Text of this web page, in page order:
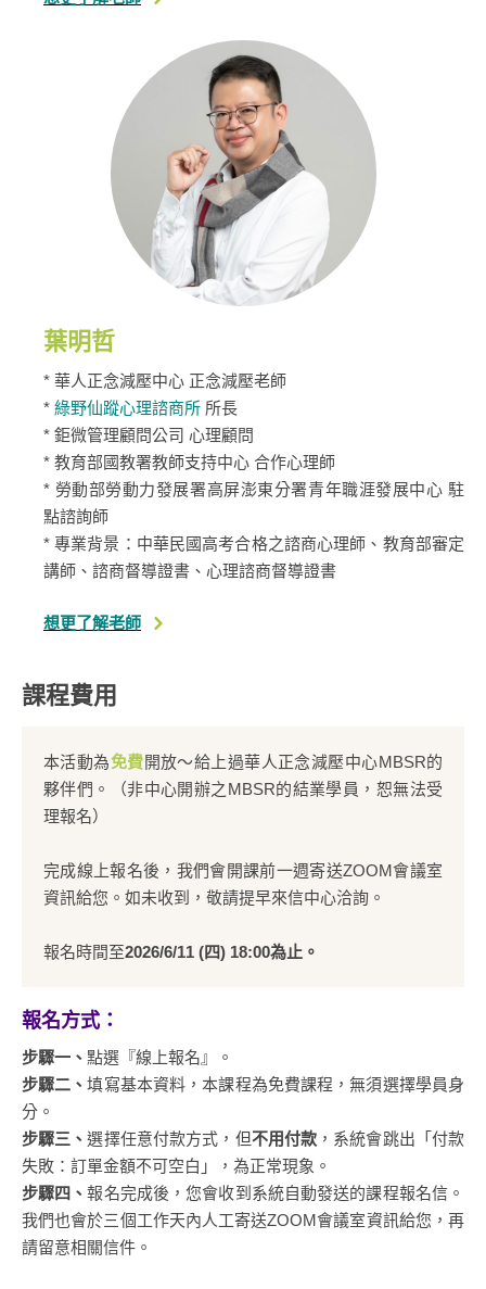
葉明哲
* 華人正念減壓中心 正念減壓老師
* ​ 綠野仙蹤心理諮商所 所長
* 鉅微管理顧問公司 心理顧問
* 教育部國教署教師支持中心 合作心理師
* 勞動部勞動力發展署高屏澎東分署青年職涯發展中心 駐
點諮詢師
* 專業背景：中華民國高考合格之諮商心理師、教育部審定
講師、諮商督導證書、心理諮商督導證書
想更了解老師
課程費用
本活動為免費開放～給上過華人正念減壓中心MBSR的
夥伴們。（非中心開辦之MBSR的結業學員，恕無法受
理報名）
完成線上報名後，我們會開課前一週寄送ZOOM會議室
資訊給您。如未收到，敬請提早來信中心洽詢。
報名時間至2026/6/11 (四) 18:00為止。
報名方式：
步驟一、 點選『線上報名』。
步驟二、填寫基本資料，本課程為免費課程，無須選擇學員身
分。
步驟三、選擇任意付款方式，但不用付款 ，系統會跳出「付款
失敗：訂單金額不可空白」，為正常現象。
步驟四、報名完成後，您會收到系統自動發送的課程報名信。
我們也會於三個工作天內人工寄送ZOOM會議室資訊給您，再
請留意相關信件。